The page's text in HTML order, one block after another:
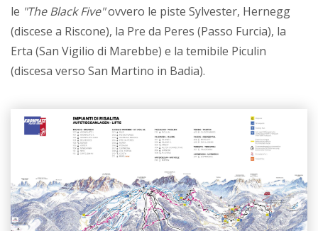
le "The Black Five"ovvero le piste Sylvester, Hernegg
(discese a Riscone), la Pre da Peres (Passo Furcia), la
Erta (San Vigilio di Marebbe) e la temibile Piculin
(discesa verso San Martino in Badia).